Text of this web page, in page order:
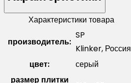
кирпич
031022015-
Характеристики товара
производитель:
SP
Klinker, Россия
цвет:
серый
размер плитки